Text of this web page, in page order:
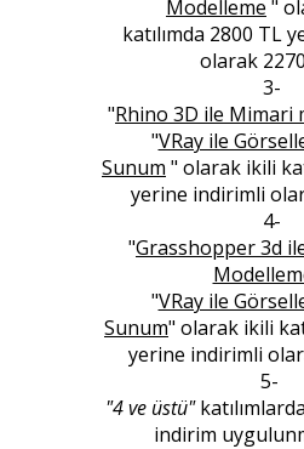
Modelleme "
katılımda 2800 TL
olarak
3-
"Rhino 3D ile Mimari
"VRay ile
Sunum " olarak ikili
yerine indirimli
4-
"Grasshopper 3d
"VRay ile
Sunum" olarak ikili
yerine indirimli
5-
"4 ve üstü"
indirim